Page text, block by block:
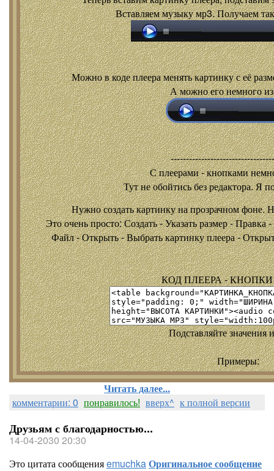
Вставляем музыку мр3. Получаем
Можно в коде плеера менять картинку с её
А можно его немного
С плеерами - кнопками
Тут не обойтись без редактора. Я
Нужно создать картинку на прозрачном фоне.
Это очень просто: Создать - Указать размер -
Файл - Открыть - Выбрать картинку плеера -
КОД ПЛЕЕРА - КНОПКИ
Подставляйте значения
Примеры:
Читать далее...
комментарии: 0 понравилось! вверх^ к полной версии
Друзьям с благодарностью...
14-04-2030 20:30
Это цитата сообщенияemuchkaОригинальное сообщение